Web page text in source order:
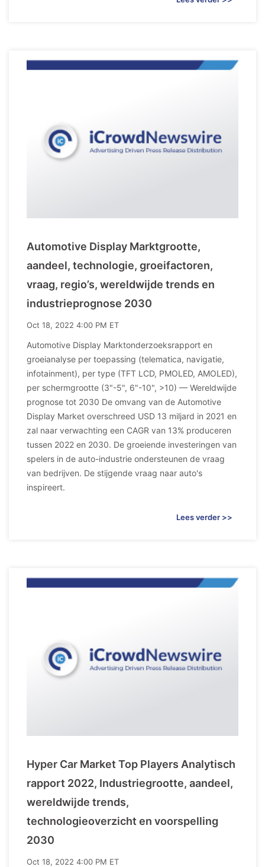
Automotive Display Marktgrootte,
aandeel, technologie, groeifactoren,
vraag, regio’s, wereldwijde trends en
industrieprognose 2030
Oct 18, 2022 4:00 PM ET
Automotive Display Marktonderzoeksrapport en
groeianalyse per toepassing (telematica, navigatie,
infotainment), per type (TFT LCD, PMOLED, AMOLED),
per schermgrootte (3"-5", 6"-10", >10) — Wereldwijde
prognose tot 2030 De omvang van de Automotive
Display Market overschreed USD 13 miljard in 2021 en
zal naar verwachting een CAGR van 13% produceren
tussen 2022 en 2030. De groeiende investeringen van
spelers in de auto-industrie ondersteunen de vraag
van bedrijven. De stijgende vraag naar auto's
inspireert.
Lees verder >>
Hyper Car Market Top Players Analytisch
rapport 2022, Industriegrootte, aandeel,
wereldwijde trends,
technologieoverzicht en voorspelling
2030
Oct 18, 2022 4:00 PM ET